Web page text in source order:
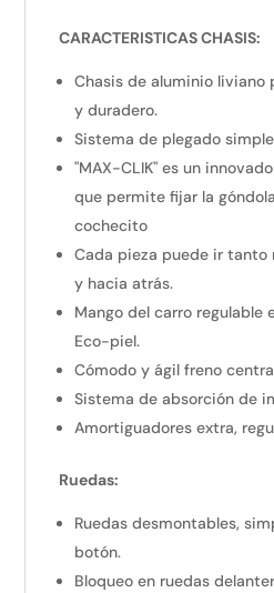
CARACTERISTICAS CHASIS:
Chasis de aluminio liviano
y duradero.
Sistema de plegado
"MAX-CLIK" es un
que permite fijar la
cochecito
Cada pieza puede ir
y hacia atrás.
Mango del carro regulable
Eco-piel.
Cómodo y ágil freno
Sistema de absorción de
Amortiguadores extra,
Ruedas:
Ruedas desmontables,
botón.
Bloqueo en ruedas